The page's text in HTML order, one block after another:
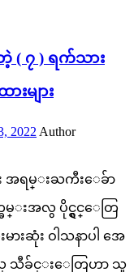
( ၇ ) ရက်သား
းများ
2022 Author
အရမ္းႀကီးေခ်ာ
မ္းအလွ ပိုင္ရွင္ေတြ
းဆုံး ဝါသနာပါ အေ
သီခ်င္းေတြဟာ သူ